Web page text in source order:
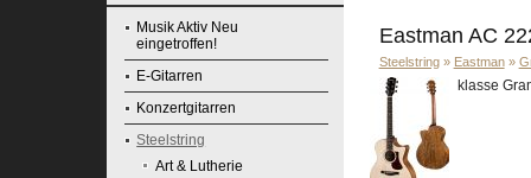
Musik Aktiv Neu
eingetroffen!
E-Gitarren
Konzertgitarren
Steelstring
Art & Lutherie
Eastman AC
Steelstring» Eastman»
klasse